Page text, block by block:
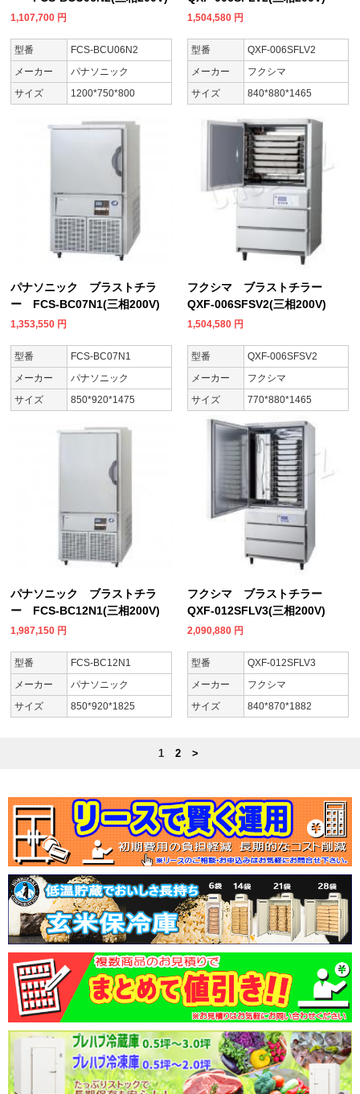
1,107,700 円
型番
FCS-BCU06N2
メーカー
パナソニック
サイズ
1200*750*800
1,504,580 円
型番
QXF-006SFLV2
メーカー
フクシマ
サイズ
840*880*1465
パナソニック ブラストチラ
ー FCS-BC07N1(三相200V)
1,353,550 円
型番
FCS-BC07N1
メーカー
パナソニック
サイズ
850*920*1475
フクシマ ブラストチラー
QXF-006SFSV2(三相200V)
1,504,580 円
型番
QXF-006SFSV2
メーカー
フクシマ
サイズ
770*880*1465
パナソニック ブラストチラ
ー FCS-BC12N1(三相200V)
1,987,150 円
型番
FCS-BC12N1
メーカー
パナソニック
サイズ
850*920*1825
フクシマ ブラストチラー
QXF-012SFLV3(三相200V)
2,090,880 円
型番
QXF-012SFLV3
メーカー
フクシマ
サイズ
840*870*1882
1 2 >